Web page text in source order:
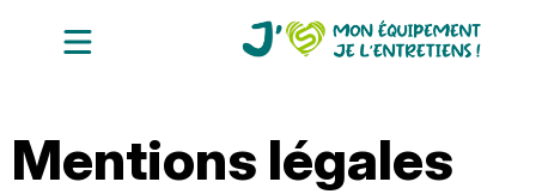
Avantages entretiens
Notre collection de vidéos
Mentions légales